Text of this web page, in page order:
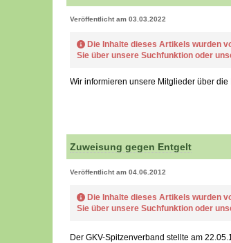
Veröffentlicht am 03.03.2022
Die Inhalte dieses Artikels wurden
Sie über unsere Suchfunktion oder
Wir informieren unsere Mitglieder über
Zuweisung gegen Entgelt
Veröffentlicht am 04.06.2012
Die Inhalte dieses Artikels wurden
Sie über unsere Suchfunktion oder
Der GKV-Spitzenverband stellte am